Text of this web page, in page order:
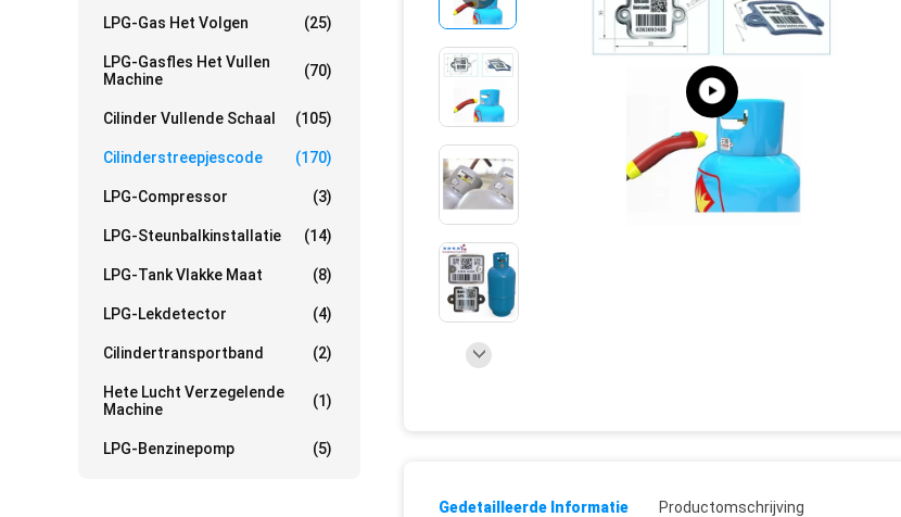
LPG-Gas Het Volgen (25)
LPG-Gasfles Het Vullen
Machine
(70)
Cilinder Vullende Schaal (105)
Cilinderstreepjescode (170)
LPG-Compressor (3)
LPG-Steunbalkinstallatie (14)
LPG-Tank Vlakke Maat (8)
LPG-Lekdetector (4)
Cilindertransportband (2)
Hete Lucht Verzegelende
Machine
(1)
LPG-Benzinepomp (5)
Gedetailleerde Informatie Productomschrijving